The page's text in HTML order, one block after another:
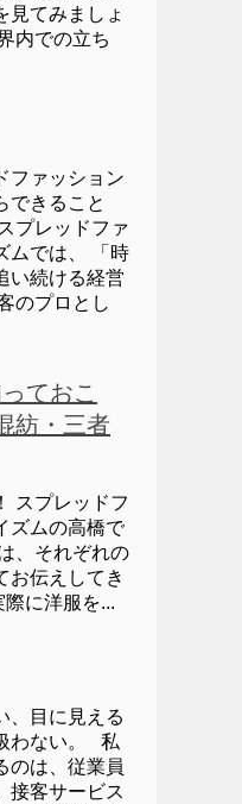
見てみましょ
内での立ち
ファッション
できること
プレッドファ
ムでは、 「時
い続ける経営
のプロとし
ておこ
紡・三者
スプレッドフ
ズムの高橋で
、それぞれの
お伝えしてき
に洋服を...
、目に見える
わない。 私
のは、従業員
接客サービス